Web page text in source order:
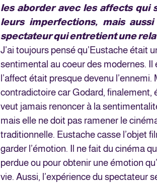
les aborder avec les affects qui
leurs imperfections, mais
spectateur qui entretient une
J’ai toujours pensé qu’Eustache était
sentimental au coeur des modernes.
l’affect était presque devenu
contradictoire car Godard, finalement,
veut jamais renoncer à la
mais elle ne doit pas ramener le
traditionnelle. Eustache casse l’objet
garder l’émotion. Il ne fait du cinéma
perdue ou pour obtenir une émotion
vie. Aussi, l’expérience du spectateur